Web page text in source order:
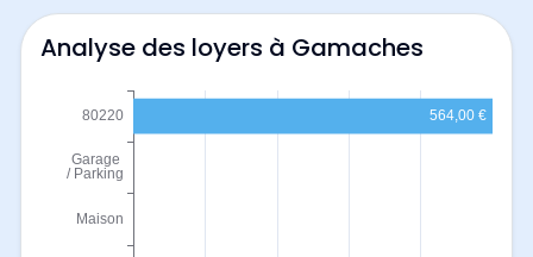
Analyse des loyers à Gamaches